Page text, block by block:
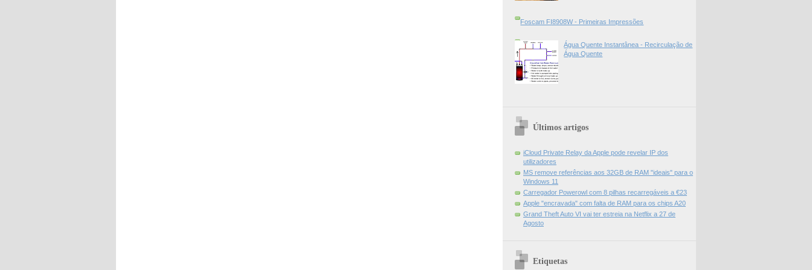
Foscam FI8908W - Primeiras Impressões
Água Quente Instantânea - Recirculação de
Água Quente
Últimos artigos
iCloud Private Relay da Apple pode revelar IP dos
utilizadores
MS remove referências aos 32GB de RAM "ideais" para o
Windows 11
Carregador Powerowl com 8 pilhas recarregáveis a €23
Apple "encravada" com falta de RAM para os chips A20
Grand Theft Auto VI vai ter estreia na Netflix a 27 de
Agosto
Etiquetas